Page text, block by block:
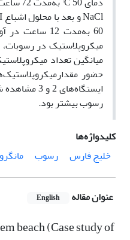
60 به‌مدت
حضور
رسوب بیشتر بود.
کلیدواژه‌ها
خلیج فارس
رسوب مانگرو
عنوان مقاله English
beach (Case study of